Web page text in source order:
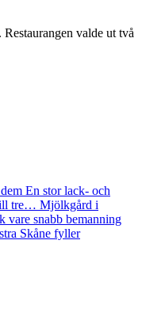
valde ut två
En stor lack- och
tre… Mjölkgård i
vare snabb bemanning
Skåne fyller